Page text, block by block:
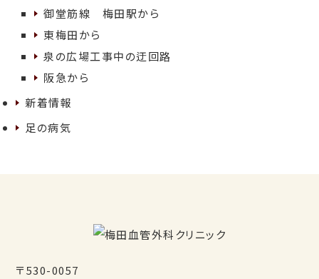
御堂筋線 梅田駅から
東梅田から
泉の広場工事中の迂回路
阪急から
新着情報
足の病気
〒530-0057